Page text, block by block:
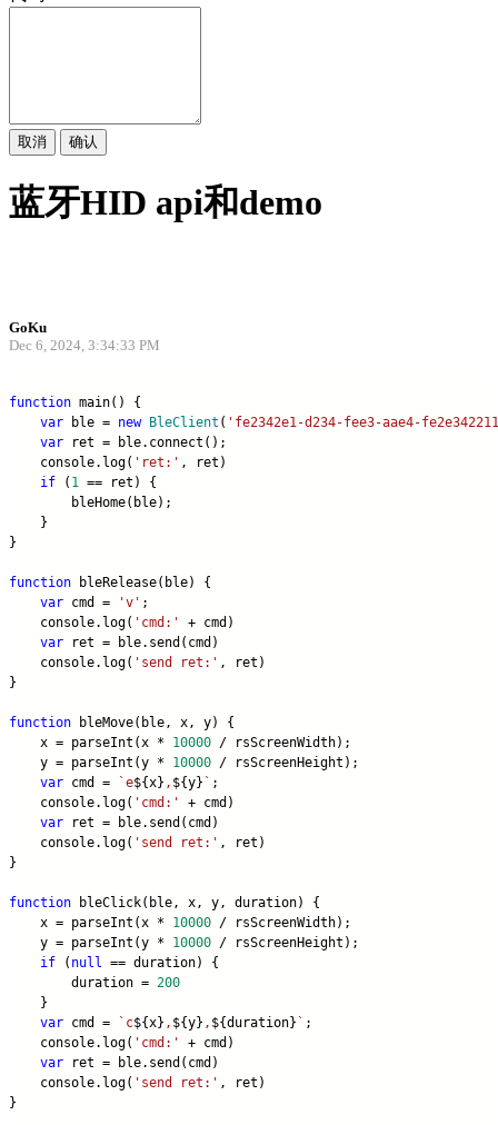
取消 确认
蓝牙HID api和demo
GoKu
Dec 6, 2024, 3:34:33 PM
function main() {
var ble = new BleClient ( 'fe2342e1-d234-fee3-aae4-
var ret = ble.connect();
    console.log(
'ret:' , ret)
if ( 1
== ret) {
        bleHome(ble);
    }
}
function bleRelease(ble) {
var cmd = 'v' ;
    console.log(
'cmd:'
+ cmd)
var ret = ble.send(cmd)
    console.log(
'send ret:' , ret)
}
function bleMove(ble, x, y) {
    x = parseInt(x *
10000 / rsScreenWidth);
    y = parseInt(y *
10000 / rsScreenHeight);
var cmd = `e${x} , ${y} ` ;
    console.log(
'cmd:'
+ cmd)
var ret = ble.send(cmd)
    console.log(
'send ret:' , ret)
}
function bleClick(ble, x, y, duration) {
    x = parseInt(x *
10000 / rsScreenWidth);
    y = parseInt(y *
10000 / rsScreenHeight);
if ( null
== duration) {
        duration =
200
    }
var cmd = `c${x} , ${y} , ${duration} ` ;
    console.log(
'cmd:'
+ cmd)
var ret = ble.send(cmd)
    console.log(
'send ret:' , ret)
}